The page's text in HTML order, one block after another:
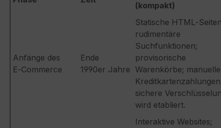
(kompakt)
Anfänge des
E‑Commerce
Ende
1990er Jahre
Statische
rudimentäre
Suchfunktionen;
provisorische
Warenkörbe; manuelle
sichere
wird etabliert.
Interaktive Websites;